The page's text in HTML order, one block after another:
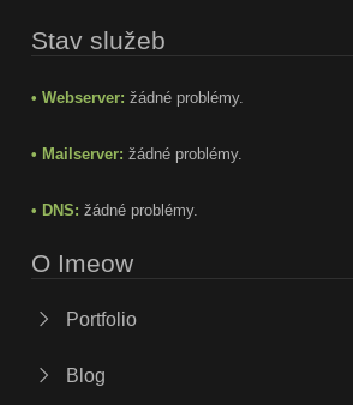
Stav služeb
• Webserver: žádné problémy.
• Mailserver: žádné problémy.
• DNS: žádné problémy.
O Imeow
Portfolio
Blog